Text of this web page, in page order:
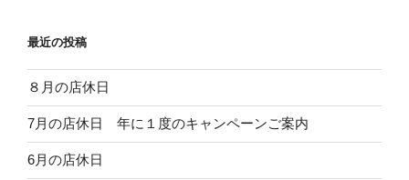
最近の投稿
８月の店休日
7月の店休日 年に１度のキャンペーンご案内
6月の店休日